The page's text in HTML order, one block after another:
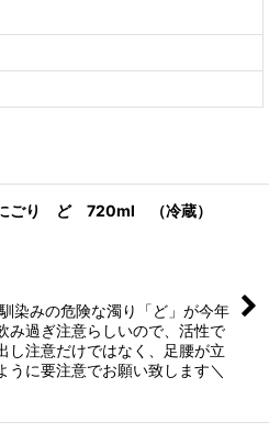
ごり ど 720ml （冷蔵）
染みの危険な濁り「ど」が今年
み過ぎ注意らしいので、活性で
し注意だけではなく、足腰が立
うに要注意でお願い致します＼